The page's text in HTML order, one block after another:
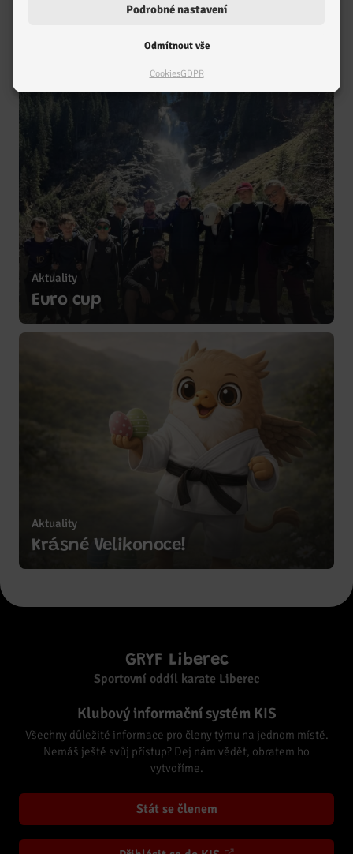
Odmítnout vše
Podrobné nastavení
CookiesGDPR
Aktuality
Euro cup
Zobrazit více
Aktuality
Krásné Velikonoce!
Zobrazit více
GRYF Liberec
Sportovní oddíl karate Liberec
Klubový informační systém KIS
Všechny důležité informace pro členy týmu na jednom místě.
Nemáš ještě svůj přístup? Dej nám vědět, obratem ho
vytvoříme.
Stát se členem